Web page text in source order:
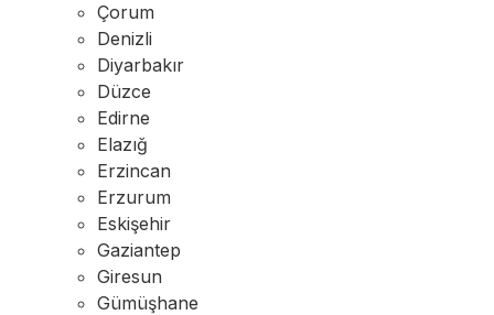
Çorum
Denizli
Diyarbakır
Düzce
Edirne
Elazığ
Erzincan
Erzurum
Eskişehir
Gaziantep
Giresun
Gümüşhane